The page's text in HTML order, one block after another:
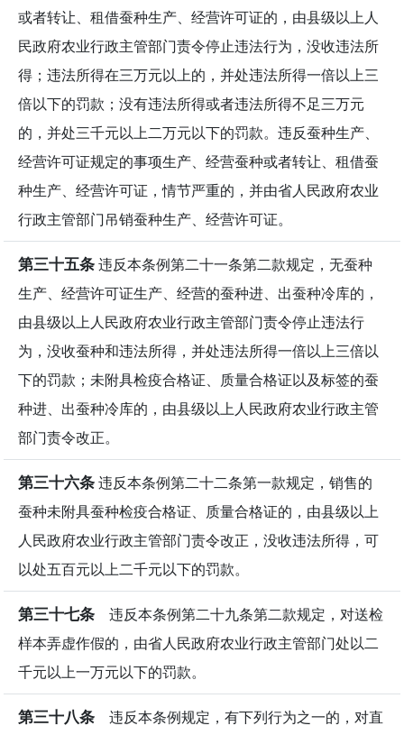
或者转让、租借蚕种生产、经营许可证的，由县级以上人
民政府农业行政主管部门责令停止违法行为，没收违法所
得；违法所得在三万元以上的，并处违法所得一倍以上三
倍以下的罚款；没有违法所得或者违法所得不足三万元
的，并处三千元以上二万元以下的罚款。违反蚕种生产、
经营许可证规定的事项生产、经营蚕种或者转让、租借蚕
种生产、经营许可证，情节严重的，并由省人民政府农业
行政主管部门吊销蚕种生产、经营许可证。
第三十五条违反本条例第二十一条第二款规定，无蚕种
生产、经营许可证生产、经营的蚕种进、出蚕种冷库的，
由县级以上人民政府农业行政主管部门责令停止违法行
为，没收蚕种和违法所得，并处违法所得一倍以上三倍以
下的罚款；未附具检疫合格证、质量合格证以及标签的蚕
种进、出蚕种冷库的，由县级以上人民政府农业行政主管
部门责令改正。
第三十六条违反本条例第二十二条第一款规定，销售的
蚕种未附具蚕种检疫合格证、质量合格证的，由县级以上
人民政府农业行政主管部门责令改正，没收违法所得，可
以处五百元以上二千元以下的罚款。
第三十七条 违反本条例第二十九条第二款规定，对送检
样本弄虚作假的，由省人民政府农业行政主管部门处以二
千元以上一万元以下的罚款。
第三十八条 违反本条例规定，有下列行为之一的，对直